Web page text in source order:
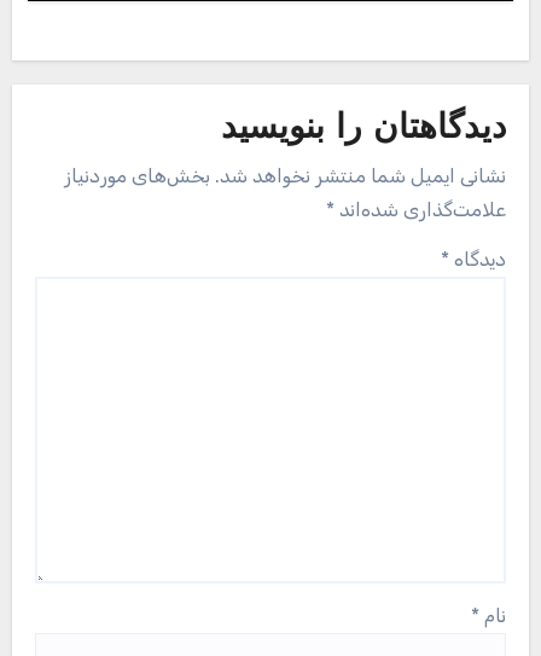
دیدگاهتان را بنویسید
نشانی ایمیل شما منتشر نخواهد شد. بخش‌های موردنیاز
علامت‌گذاری شده‌اند *
دیدگاه *
نام *